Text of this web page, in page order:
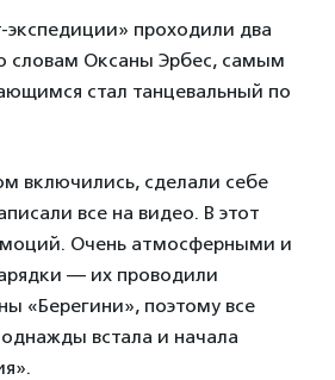
экспедиции» проходили два
словам Оксаны Эрбес, самым
стал танцевальный по
включились, сделали себе
все на видео. В этот
Очень атмосферными и
— их проводили
«Берегини», поэтому все
встала и начала